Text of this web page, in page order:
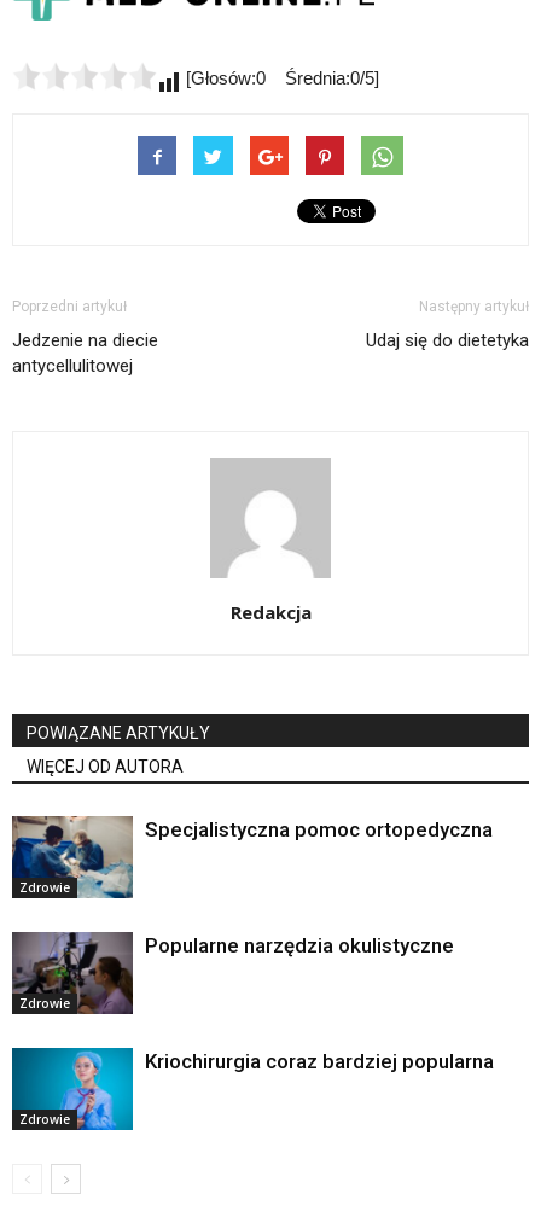
[Głosów:0 Średnia:0/5]
Poprzedni artykuł
Jedzenie na diecie
antycellulitowej
Następny artykuł
Udaj się do dietetyka
Redakcja
POWIĄZANE ARTYKUŁY
WIĘCEJ OD AUTORA
Zdrowie
Specjalistyczna pomoc ortopedyczna
Zdrowie
Popularne narzędzia okulistyczne
Zdrowie
Kriochirurgia coraz bardziej popularna